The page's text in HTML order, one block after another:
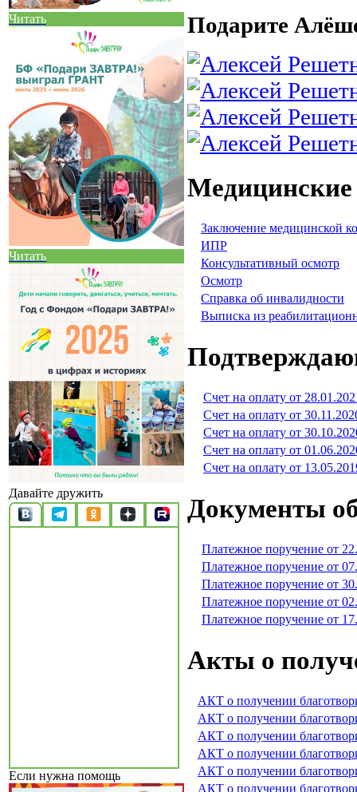
Читать
Читать
Давайте дружить
Если нужна помощь
Подарите
Заключение медицинской
ИПР
Консультативный осмотр
Осмотр
Справка об инвалидности
Выписка из
Счет на оплату от
Счет на оплату от
Счет на оплату от
Счет на оплату от
Счет на оплату от
Документы
Платежное поручение от
Платежное поручение от
Платежное поручение от
Платежное поручение от
Платежное поручение от
Акты о
АКТ о получении
АКТ о получении
АКТ о получении
АКТ о получении
АКТ о получении
АКТ о получении